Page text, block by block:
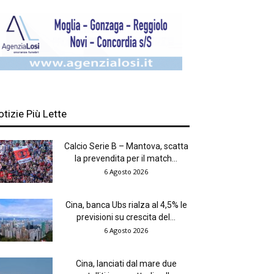
Più Lette
Calcio Serie B – Mantova, scatta
la prevendita per il match...
6 Agosto 2026
Cina, banca Ubs rialza al 4,5% le
previsioni su crescita del...
6 Agosto 2026
Cina, lanciati dal mare due